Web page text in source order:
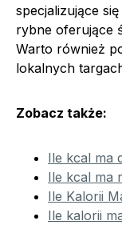
specjalizujące
rybne oferujące
Warto również
lokalnych
Zobacz także:
Ile kcal ma
Ile kcal ma
Ile Kalorii
Ile kalorii